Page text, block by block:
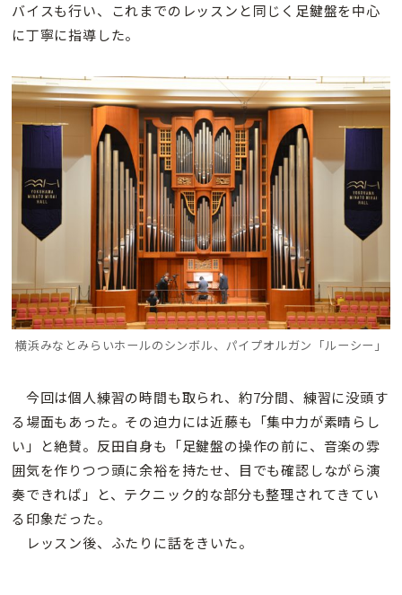
バイスも行い、これまでのレッスンと同じく足鍵盤を中心
に丁寧に指導した。
横浜みなとみらいホールのシンボル、パイプオルガン「ルーシー」
今回は個人練習の時間も取られ、約7分間、練習に没頭す
る場面もあった。その迫力には近藤も「集中力が素晴らし
い」と絶賛。反田自身も「足鍵盤の操作の前に、音楽の雰
囲気を作りつつ頭に余裕を持たせ、目でも確認しながら演
奏できれば」と、テクニック的な部分も整理されてきてい
る印象だった。
レッスン後、ふたりに話をきいた。